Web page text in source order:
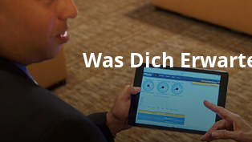
Was Dich